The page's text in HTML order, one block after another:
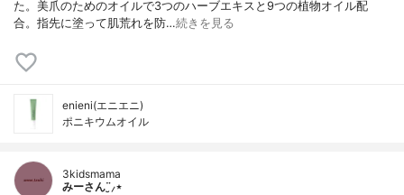
た。美爪のためのオイルで3つのハーブエキスと9つの植物オイル配
合。指先に塗って肌荒れを防…続きを見る
enieni(エニエニ)
ポニキウムオイル
3kidsmama
みーさん¨̮⸝⋆